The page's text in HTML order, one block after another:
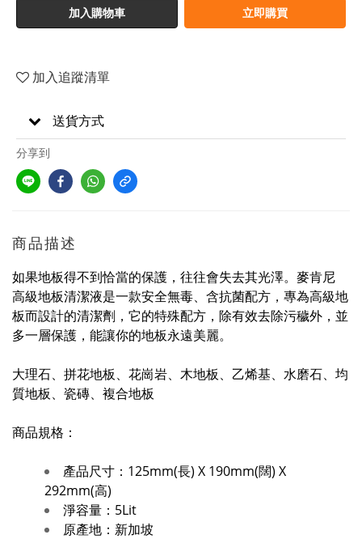
加入購物車 立即購買
加入追蹤清單
送貨方式
分享到
商品描述
如果地板得不到恰當的保護，往往會失去其光澤。麥肯尼
高級地板清潔液是一款安全無毒、含抗菌配方，專為高級地
板而設計的清潔劑，它的特殊配方，除有效去除污穢外，並
多一層保護，能讓你的地板永遠美麗。
大理石、拼花地板、花崗岩、木地板、乙烯基、水磨石、均
質地板、瓷磚、複合地板
商品規格：
產品尺寸：125mm(長) X 190mm(闊) X
292mm(高)
淨容量：5Lit
原產地：新加坡